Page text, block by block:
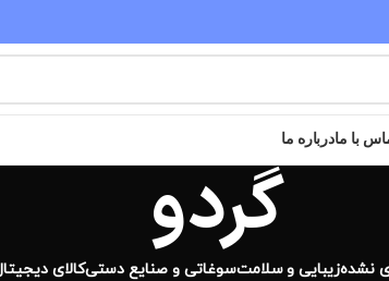
با مادرباره ما
گردو
نشدهزیبایی و سلامتسوغاتی و صنایع دستیکالای